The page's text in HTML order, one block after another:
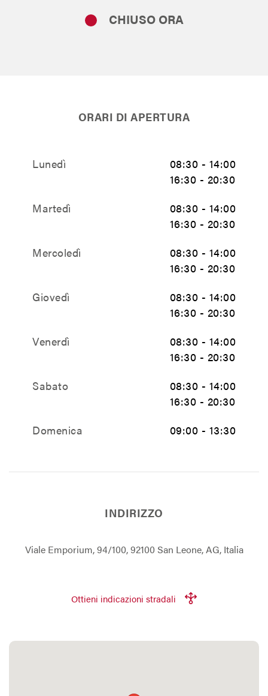
CHIUSO ORA
ORARI DI APERTURA
Lunedì
08:30 - 14:00
16:30 - 20:30
Martedì
08:30 - 14:00
16:30 - 20:30
Mercoledì
08:30 - 14:00
16:30 - 20:30
Giovedì
08:30 - 14:00
16:30 - 20:30
Venerdì
08:30 - 14:00
16:30 - 20:30
Sabato
08:30 - 14:00
16:30 - 20:30
Domenica
09:00 - 13:30
INDIRIZZO
Viale Emporium, 94/100, 92100 San Leone, AG, Italia
Ottieni indicazioni stradali